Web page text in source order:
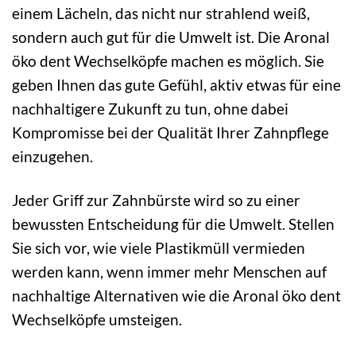
einem Lächeln, das nicht nur strahlend weiß,
sondern auch gut für die Umwelt ist. Die Aronal
öko dent Wechselköpfe machen es möglich. Sie
geben Ihnen das gute Gefühl, aktiv etwas für eine
nachhaltigere Zukunft zu tun, ohne dabei
Kompromisse bei der Qualität Ihrer Zahnpflege
einzugehen.
Jeder Griff zur Zahnbürste wird so zu einer
bewussten Entscheidung für die Umwelt. Stellen
Sie sich vor, wie viele Plastikmüll vermieden
werden kann, wenn immer mehr Menschen auf
nachhaltige Alternativen wie die Aronal öko dent
Wechselköpfe umsteigen.